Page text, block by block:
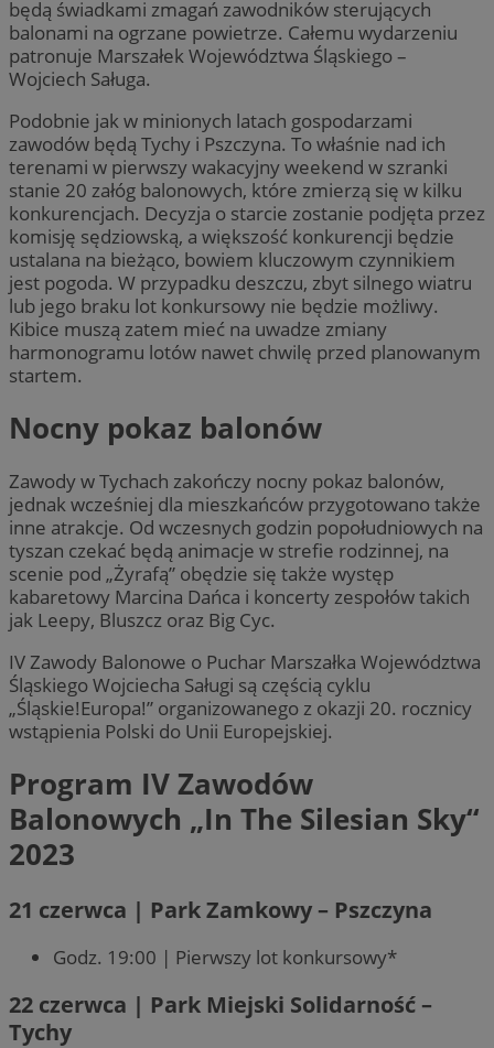
będą świadkami zmagań zawodników sterujących
balonami na ogrzane powietrze. Całemu wydarzeniu
patronuje Marszałek Województwa Śląskiego –
Wojciech Saługa.
Podobnie jak w minionych latach gospodarzami
zawodów będą Tychy i Pszczyna. To właśnie nad ich
terenami w pierwszy wakacyjny weekend w szranki
stanie 20 załóg balonowych, które zmierzą się w kilku
konkurencjach. Decyzja o starcie zostanie podjęta przez
komisję sędziowską, a większość konkurencji będzie
ustalana na bieżąco, bowiem kluczowym czynnikiem
jest pogoda. W przypadku deszczu, zbyt silnego wiatru
lub jego braku lot konkursowy nie będzie możliwy.
Kibice muszą zatem mieć na uwadze zmiany
harmonogramu lotów nawet chwilę przed planowanym
startem.
Nocny pokaz balonów
Zawody w Tychach zakończy nocny pokaz balonów,
jednak wcześniej dla mieszkańców przygotowano także
inne atrakcje. Od wczesnych godzin popołudniowych na
tyszan czekać będą animacje w strefie rodzinnej, na
scenie pod „Żyrafą” obędzie się także występ
kabaretowy Marcina Dańca i koncerty zespołów takich
jak Leepy, Bluszcz oraz Big Cyc.
IV Zawody Balonowe o Puchar Marszałka Województwa
Śląskiego Wojciecha Saługi są częścią cyklu
„Śląskie!Europa!” organizowanego z okazji 20. rocznicy
wstąpienia Polski do Unii Europejskiej.
Program IV Zawodów
Balonowych „In The Silesian Sky“
2023
21 czerwca | Park Zamkowy – Pszczyna
Godz. 19:00 | Pierwszy lot konkursowy*
22 czerwca | Park Miejski Solidarność –
Tychy